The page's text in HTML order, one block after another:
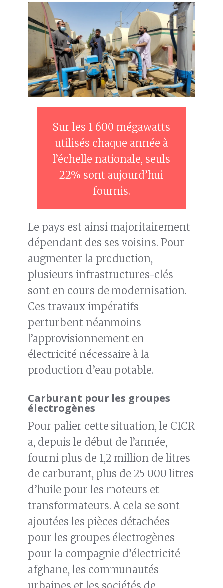
Sur les 1 600 mégawatts
utilisés chaque année à
l’échelle nationale, seuls
22% sont aujourd’hui
fournis.
Le pays est ainsi majoritairement
dépendant des ses voisins. Pour
augmenter la production,
plusieurs infrastructures-clés
sont en cours de modernisation.
Ces travaux impératifs
perturbent néanmoins
l’approvisionnement en
électricité nécessaire à la
production d’eau potable.
Carburant pour les groupes
électrogènes
Pour palier cette situation, le CICR
a, depuis le début de l’année,
fourni plus de 1,2 million de litres
de carburant, plus de 25 000 litres
d’huile pour les moteurs et
transformateurs. A cela se sont
ajoutées les pièces détachées
pour les groupes électrogènes
pour la compagnie d’électricité
afghane, les communautés
urbaines et les sociétés de